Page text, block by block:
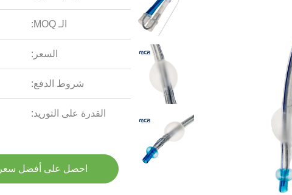
الـ MOQ:
السعر:
شروط الدفع:
القدرة على التوريد:
احصل على أفضل سعر